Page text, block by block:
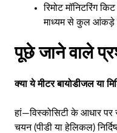
रिमोट मॉनिटरिंग
माध्यम से कुल आंकड़े
पूछे जाने वाले
क्या ये मीटर बायोडीजल या
हां—विस्कोसिटी के आधार पर
चयन (पीडी या हेलिकल)